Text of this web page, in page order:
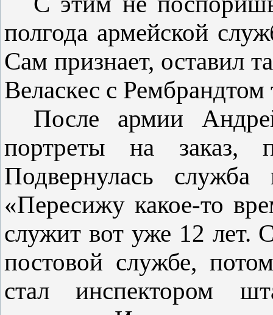
полгода армейской
Сам признает, оставил
Веласкес с
После армии
портреты на заказ,
Подвернулась
«Пересижу какое-то
служит вот уже 12 лет.
постовой службе,
стал инспектором